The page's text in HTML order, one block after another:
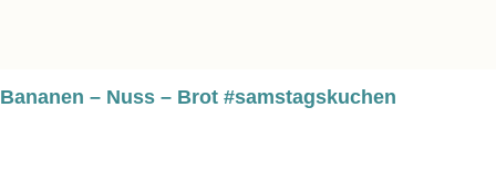
Bananen – Nuss – Brot #samstagskuchen